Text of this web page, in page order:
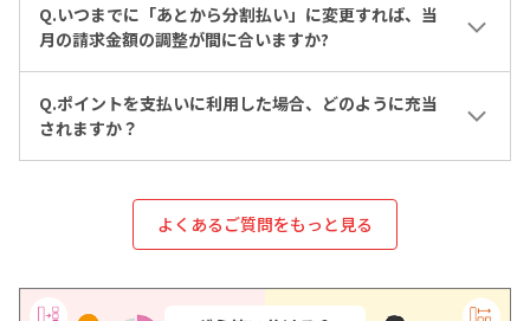
Q.いつまでに「あとから分割払い」に変更すれば、当
月の請求金額の調整が間に合いますか?
Q.ポイントを支払いに利用した場合、どのように充当
されますか？
よくあるご質問をもっと見る